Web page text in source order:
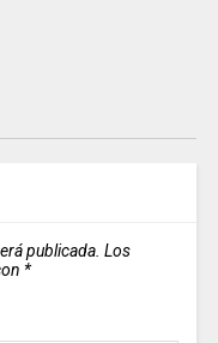
publicada. Los
*